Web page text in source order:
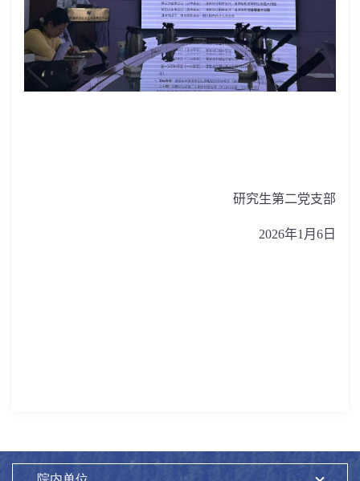
研究生第二党支部
2026年1 月 6 日